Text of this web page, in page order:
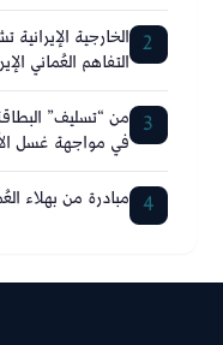
2 الخارجية
التفاهم العُماني
3 من “تسليف”
في مواجهة غسل
4 مبادرة من بهلاء